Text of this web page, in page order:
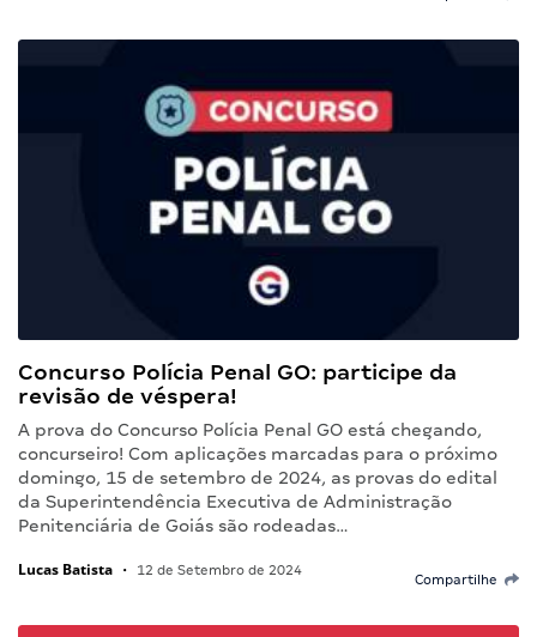
Concurso Polícia Penal GO: participe da
revisão de véspera!
A prova do Concurso Polícia Penal GO está chegando,
concurseiro! Com aplicações marcadas para o próximo
domingo, 15 de setembro de 2024, as provas do edital
da Superintendência Executiva de Administração
Penitenciária de Goiás são rodeadas…
Lucas Batista • 12 de Setembro de 2024
Compartilhe